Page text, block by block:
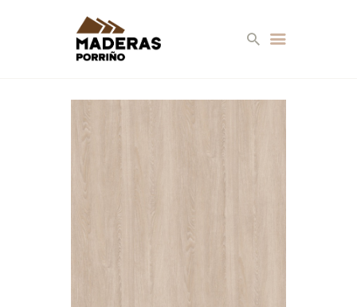
PRODUCTOS